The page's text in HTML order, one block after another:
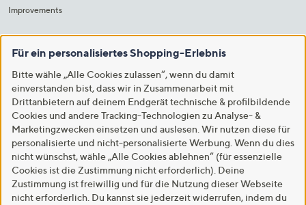
Improvements
Für ein personalisiertes Shopping-Erlebnis
Bitte wähle „Alle Cookies zulassen“, wenn du damit
einverstanden bist, dass wir in Zusammenarbeit mit
Drittanbietern auf deinem Endgerät technische & profilbildende
Cookies und andere Tracking-Technologien zu Analyse- &
Marketingzwecken einsetzen und auslesen. Wir nutzen diese für
personalisierte und nicht-personalisierte Werbung. Wenn du dies
nicht wünschst, wähle „Alle Cookies ablehnen“ (für essenzielle
Cookies ist die Zustimmung nicht erforderlich). Deine
Zustimmung ist freiwillig und für die Nutzung dieser Webseite
nicht erforderlich. Du kannst sie jederzeit widerrufen, indem du